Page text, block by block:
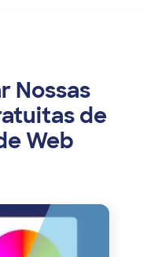
Nossas
de
Web